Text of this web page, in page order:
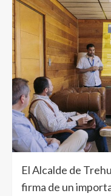
El Alcalde de
firma de un